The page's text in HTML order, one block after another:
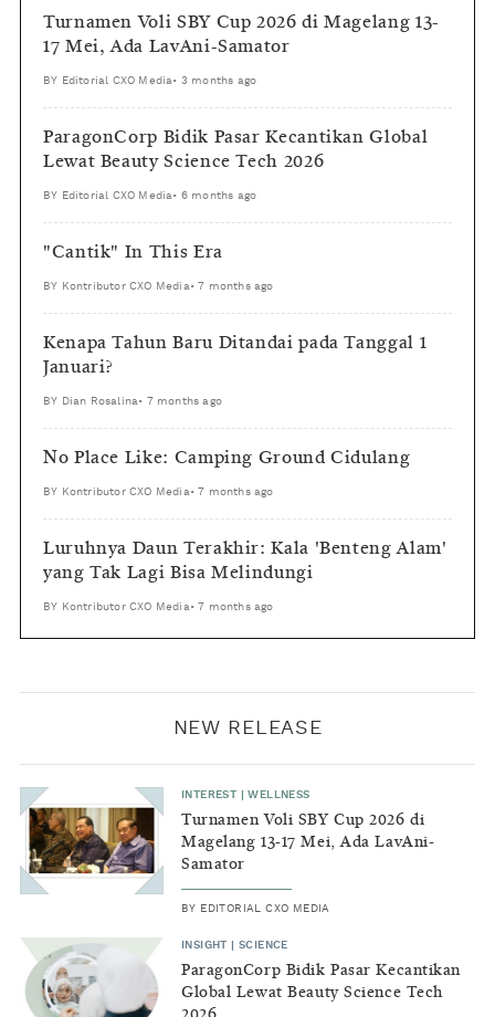
Turnamen Voli SBY Cup 2026 di Magelang 13-
17 Mei, Ada LavAni-Samator
BY Editorial CXO Media • 3 months ago
ParagonCorp Bidik Pasar Kecantikan Global
Lewat Beauty Science Tech 2026
BY Editorial CXO Media • 6 months ago
"Cantik" In This Era
BY Kontributor CXO Media •7 months ago
Kenapa Tahun Baru Ditandai pada Tanggal 1
Januari?
BY Dian Rosalina • 7 months ago
No Place Like: Camping Ground Cidulang
BY Kontributor CXO Media •7 months ago
Luruhnya Daun Terakhir: Kala 'Benteng Alam'
yang Tak Lagi Bisa Melindungi
BY Kontributor CXO Media •7 months ago
NEW RELEASE
INTEREST |WELLNESS
Turnamen Voli SBY Cup 2026 di
Magelang 13-17 Mei, Ada LavAni-
Samator
BY EDITORIAL CXO MEDIA
INSIGHT |SCIENCE
ParagonCorp Bidik Pasar Kecantikan
Global Lewat Beauty Science Tech